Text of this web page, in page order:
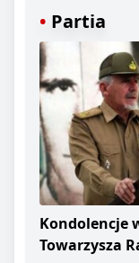
Partia
Kondolencje
Towarzysza